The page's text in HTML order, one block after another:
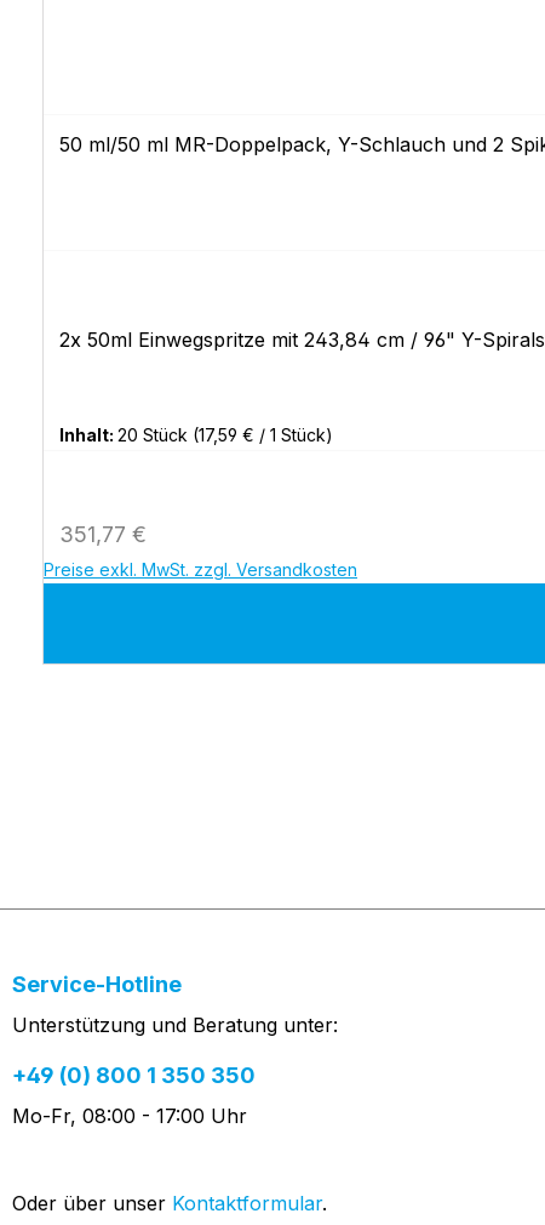
50 ml/50 ml MR-Doppelpack, Y-Schlauch und 2
2x 50ml Einwegspritze mit 243,84 cm / 96" Y-
Inhalt: 20 Stück (17,59 € / 1 Stück)
Regulärer Preis:
351,77 €
Preise exkl. MwSt. zzgl. Versandkosten
Service-Hotline
Unterstützung und Beratung unter:
+49 (0) 800 1 350 350
Mo-Fr, 08:00 - 17:00 Uhr
Oder über unser Kontaktformular.